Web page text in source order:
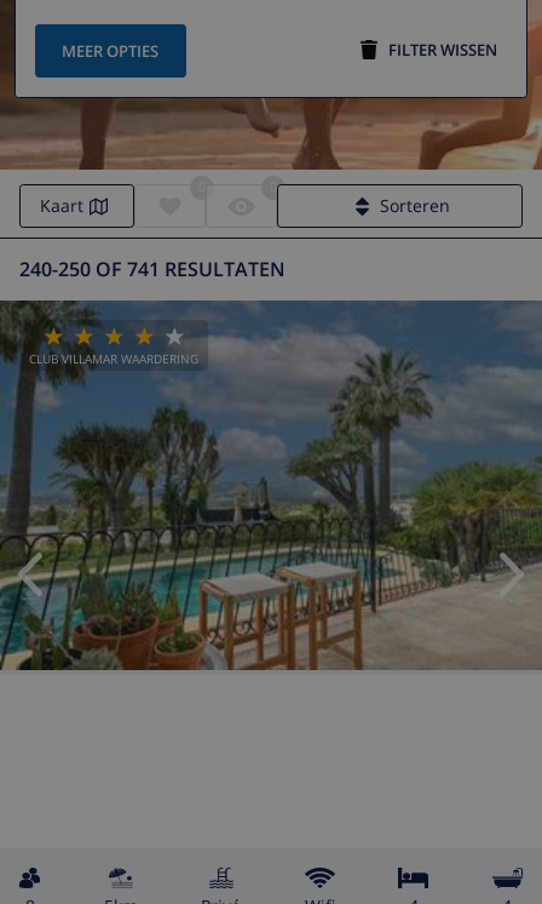
MEER OPTIES FILTER WISSEN
240-250 OF 741 RESULTATEN
Kaart Sorteren
CLUB VILLAMAR WAARDERING